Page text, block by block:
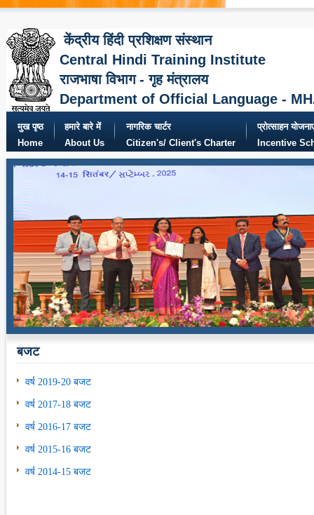
केंद्रीय हिंदी प्रशिक्षण संस्थान
Central Hindi Training Institute
राजभाषा विभाग - गृह मंत्रालय
Department of Official Language -
मुख पृष्ठ
Home
हमारे बारे में
About Us
नागरिक चार्टर
Citizen's/ Client's Charter
प्रोत्साहन
Incentive
बजट
वर्ष 2019-20 बजट
वर्ष 2017-18 बजट
वर्ष 2016-17 बजट
वर्ष 2015-16 बजट
वर्ष 2014-15 बजट